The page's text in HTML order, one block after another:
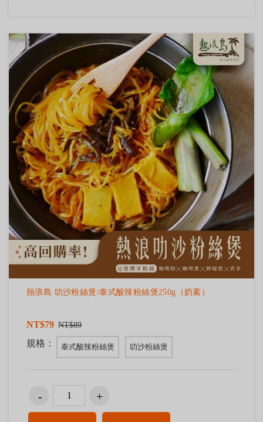
熱浪島 叻沙粉絲煲/泰式酸辣粉絲煲250g（奶素）
NT$79 NT$89
規格： 泰式酸辣粉絲煲 叻沙粉絲煲